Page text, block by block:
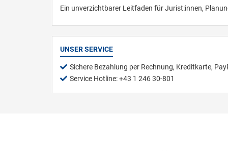
Ein unverzichtbarer Leitfaden für Jurist:innen,
UNSER SERVICE
Sichere Bezahlung per Rechnung, Kreditkarte,
Service Hotline: +43 1 246 30-801